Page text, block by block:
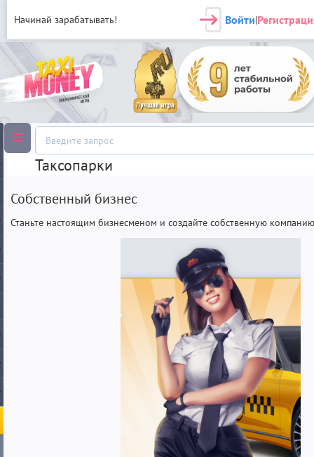
Начинай зарабатывать! Войти|
Таксопарки
Собственный бизнес
Станьте настоящим бизнесменом и создайте собственную